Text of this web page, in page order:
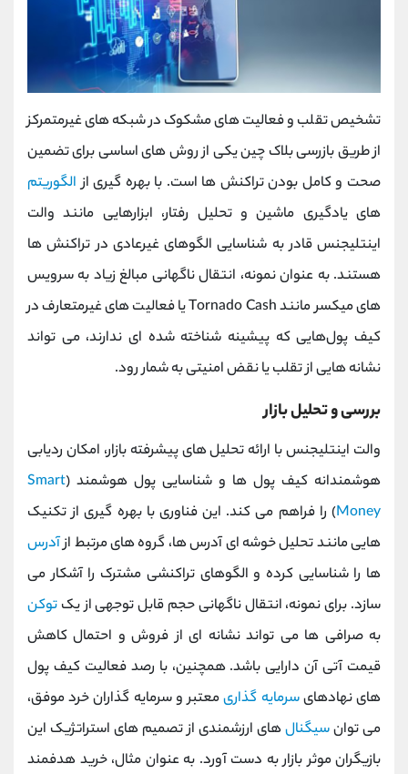
تشخیص تقلب و فعالیت ‌های مشکوک در شبکه ‌های غیرمتمرکز
از طریق بازرسی بلاک چین یکی از روش ‌های اساسی برای تضمین
صحت و کامل بودن تراکنش ‌ها است. با بهره‌ گیری ازالگوریتم
‌های یادگیری ماشین و تحلیل رفتار، ابزارهایی مانند والت
اینتلیجنس قادر به شناسایی الگوهای غیرعادی در تراکنش‌ ها
هستند. به عنوان نمونه، انتقال ناگهانی مبالغ زیاد به سرویس‌
های میکسر مانند Tornado Cash یا فعالیت ‌های غیرمتعارف در
کیف پول‌هایی که پیشینه‌ شناخته ‌شده ‌ای ندارند، می ‌تواند
نشانه‌ هایی از تقلب یا نقض امنیتی به شمار رود.
بررسی و تحلیل بازار
والت اینتلیجنس با ارائه تحلیل ‌های پیشرفته بازار، امکان ردیابی
هوشمندانه کیف پول ‌ها و شناسایی پول هوشمند (Smart
Money) را فراهم می کند. این فناوری با بهره ‌گیری از تکنیک
‌هایی مانند تحلیل خوشه ‌ای آدرس ‌ها، گروه ‌های مرتبط ازآدرس‌
ها را شناسایی کرده و الگوهای تراکنشی مشترک را آشکار می
‌سازد. برای نمونه، انتقال ناگهانی حجم قابل ‌توجهی از یک توکن
به صرافی‌ ها می‌ تواند نشانه‌ ای از فروش و احتمال کاهش
قیمت آتی آن دارایی باشد. همچنین، با رصد فعالیت کیف پول
‌های نهادهایسرمایه‌ گذاریمعتبر و سرمایه ‌گذاران خرد موفق،
می ‌توانسیگنال‌های ارزشمندی از تصمیم‌ های استراتژیک این
بازیگران موثر بازار به دست آورد. به عنوان مثال، خرید هدفمند